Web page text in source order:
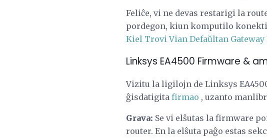
Feliĉe, vi ne devas restarigi la
pordegon, kiun komputilo
Kiel Trovi Vian Defaŭltan Gateway
Linksys EA4500 Firmware &
Vizitu la ligilojn de Linksys
ĝisdatigita firmao , uzanto
Grava: Se vi elŝutas la firmware
router. En la elŝuta paĝo estas